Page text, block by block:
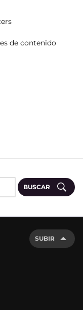
de contenido
BUSCAR
SUBIR